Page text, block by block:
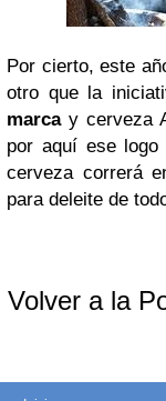
Por cierto, este
otro que la
marcay cerveza
por aquí ese
cerveza correrá
para deleite de
Volver a la